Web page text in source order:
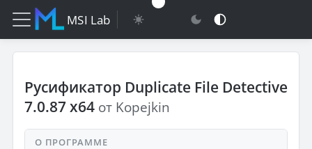
MSI Lab
Русификатор Duplicate File Detective
7.0.87 x64 от Kopejkin
О ПРОГРАММЕ